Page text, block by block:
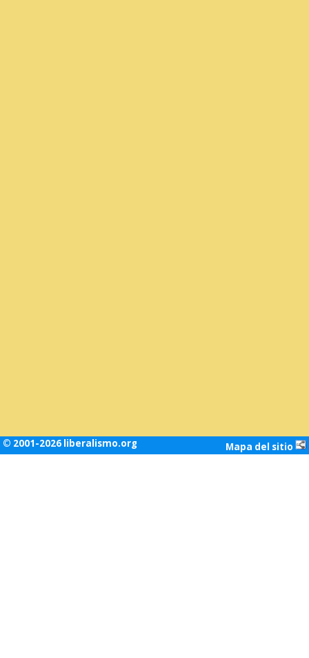
© 2001-2026 liberalismo.org Mapa del sitio